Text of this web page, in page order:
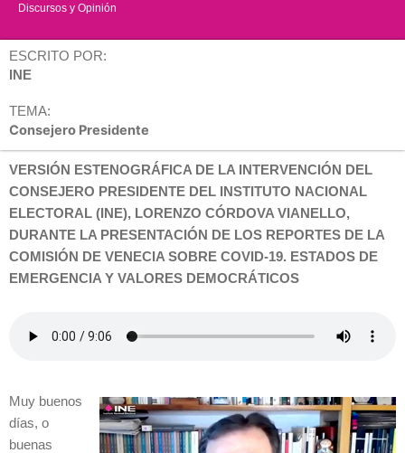
Discursos y Opinión
ESCRITO POR:
INE
TEMA:
Consejero Presidente
VERSIÓN ESTENOGRÁFICA DE LA INTERVENCIÓN DEL
CONSEJERO PRESIDENTE DEL INSTITUTO NACIONAL
ELECTORAL (INE), LORENZO CÓRDOVA VIANELLO,
DURANTE LA PRESENTACIÓN DE LOS REPORTES DE LA
COMISIÓN DE VENECIA SOBRE COVID-19. ESTADOS DE
EMERGENCIA Y VALORES DEMOCRÁTICOS
Muy buenos
días, o
buenas